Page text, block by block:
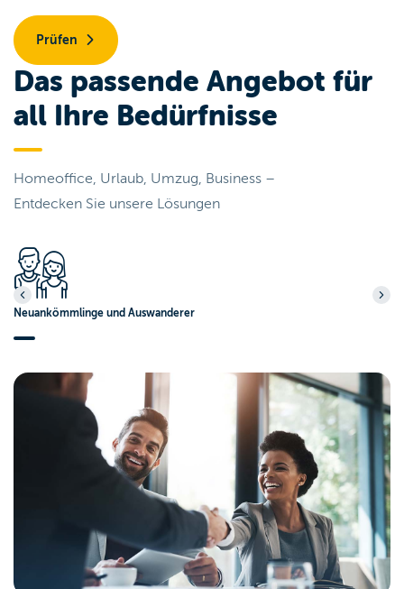
Prüfen
Das passende Angebot für
all Ihre Bedürfnisse
Homeoffice, Urlaub, Umzug, Business –
Entdecken Sie unsere Lösungen
Neuankömmlinge und Auswanderer